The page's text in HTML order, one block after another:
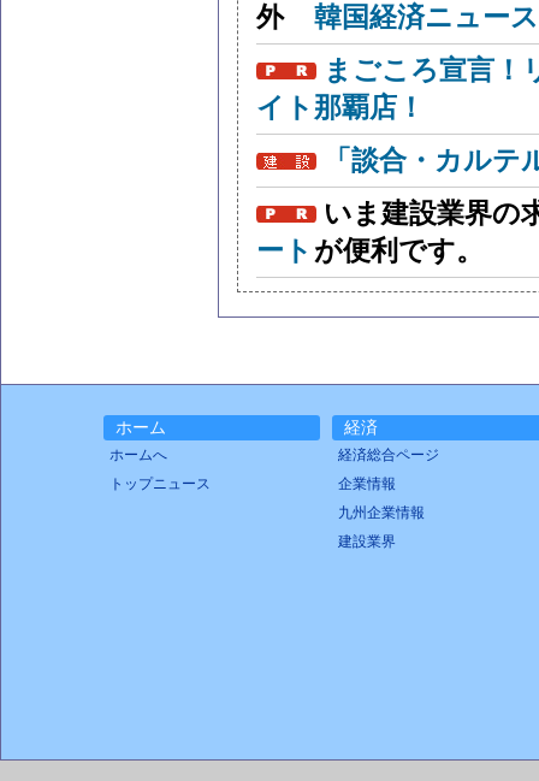
韓国経済ニュー
まごころ宣言！
イト那覇店！
「談合・カル
いま建設業界の
ート が便利です。
ホーム
ホームへ
トップニュース
経済
経済総合ページ
企業情報
九州企業情報
建設業界